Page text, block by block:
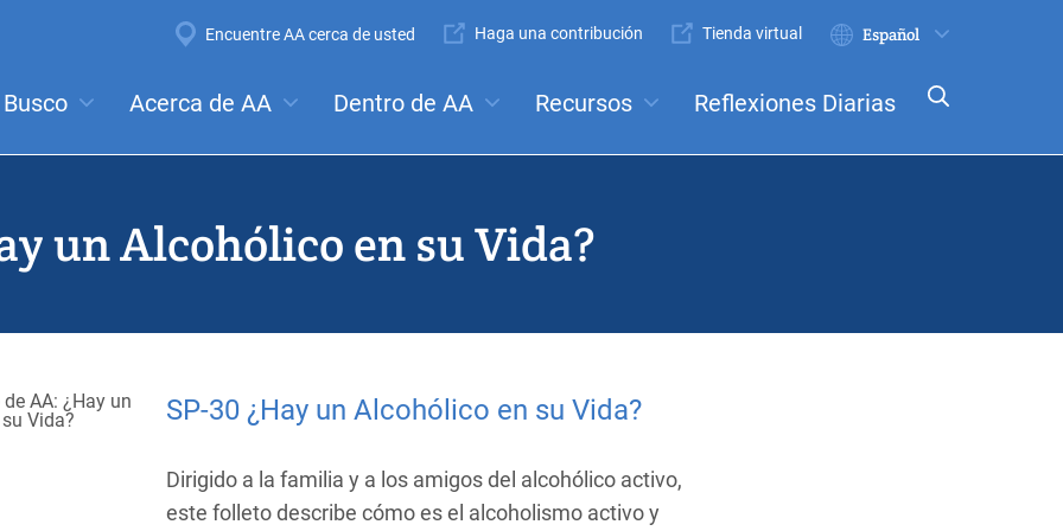
Enviar
Super
Navigation
Encuentre AA cerca de usted Haga una contribución Tienda virtual
Select
Mega
Busco Acerca de AA Dentro de AA Recursos Reflexiones Diarias
un Alcohólico en su Vida?
SP-30 ¿Hay un Alcohólico en su Vida?
Dirigido a la familia y a los amigos del alcohólico activo,
este folleto describe cómo es el alcoholismo activo y